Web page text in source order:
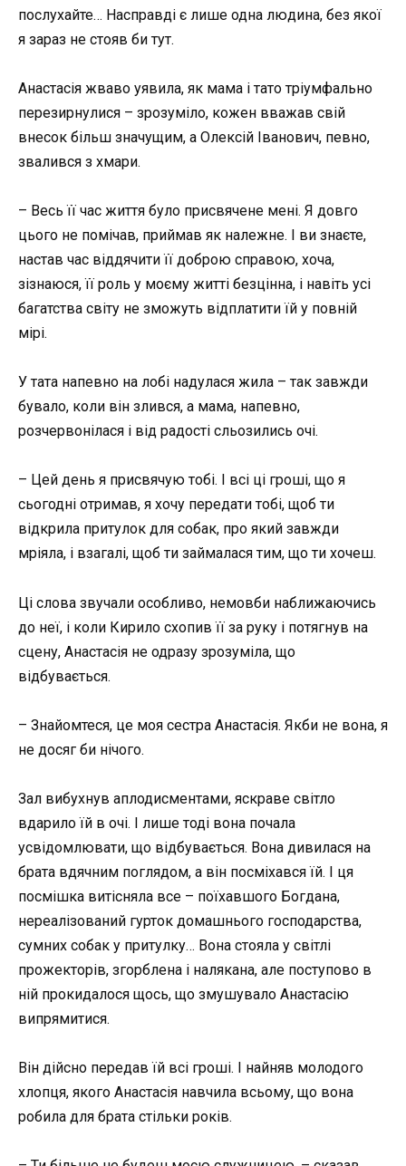
послухайте… Насправді є лише одна людина, без якої
я зараз не стояв би тут.
Анастасія жваво уявила, як мама і тато тріумфально
перезирнулися – зрозуміло, кожен вважав свій
внесок більш значущим, а Олексій Іванович, певно,
звалився з хмари.
– Весь її час життя було присвячене мені. Я довго
цього не помічав, приймав як належне. І ви знаєте,
настав час віддячити її доброю справою, хоча,
зізнаюся, її роль у моєму житті безцінна, і навіть усі
багатства світу не зможуть відплатити їй у повній
мірі.
У тата напевно на лобі надулася жила – так завжди
бувало, коли він злився, а мама, напевно,
розчервонілася і від радості сльозились очі.
– Цей день я присвячую тобі. І всі ці гроші, що я
сьогодні отримав, я хочу передати тобі, щоб ти
відкрила притулок для собак, про який завжди
мріяла, і взагалі, щоб ти займалася тим, що ти хочеш.
Ці слова звучали особливо, немовби наближаючись
до неї, і коли Кирило схопив її за руку і потягнув на
сцену, Анастасія не одразу зрозуміла, що
відбувається.
– Знайомтеся, це моя сестра Анастасія. Якби не вона, я
не досяг би нічого.
Зал вибухнув аплодисментами, яскраве світло
вдарило їй в очі. І лише тоді вона почала
усвідомлювати, що відбувається. Вона дивилася на
брата вдячним поглядом, а він посміхався їй. І ця
посмішка витісняла все – поїхавшого Богдана,
нереалізований гурток домашнього господарства,
сумних собак у притулку… Вона стояла у світлі
прожекторів, згорблена і налякана, але поступово в
ній прокидалося щось, що змушувало Анастасію
випрямитися.
Він дійсно передав їй всі гроші. І найняв молодого
хлопця, якого Анастасія навчила всьому, що вона
робила для брата стільки років.